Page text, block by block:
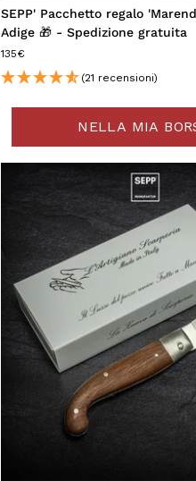
SEPP' Pacchetto regalo
Adige 🎁 - Spedizione gratuita
135€
(21 recensioni)
NELLA MIA